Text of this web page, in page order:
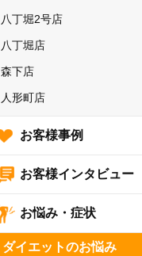
八丁堀2号店
八丁堀店
森下店
人形町店
お客様事例
お客様インタビュー
お悩み・症状
ダイエットのお悩み